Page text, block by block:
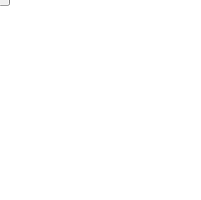
Réinitialiser